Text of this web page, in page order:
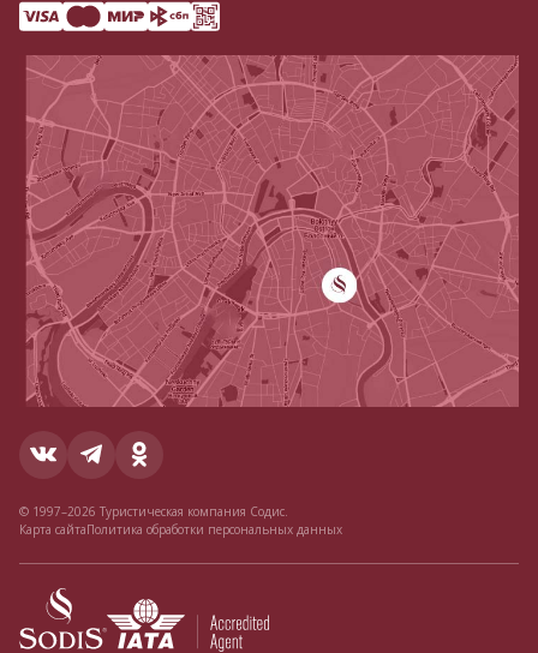
© 1997–2026 Туристическая компания Содис.
Карта сайтаПолитика обработки персональных данных